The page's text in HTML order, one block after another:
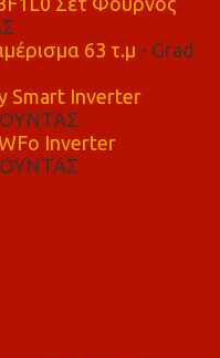
63 τ.μ - Grad
Smart Inverter
Inverter